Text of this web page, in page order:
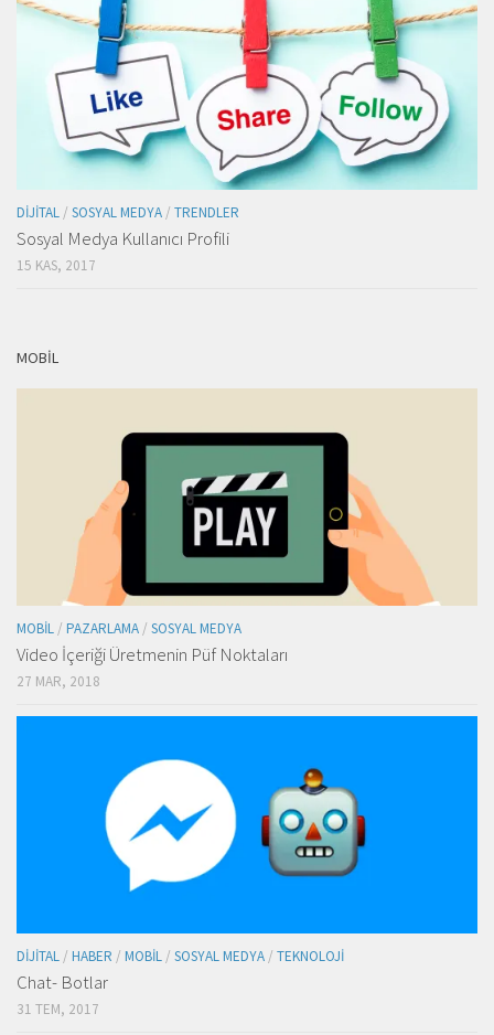
DIJITAL / SOSYAL MEDYA / TRENDLER
Sosyal Medya Kullanıcı Profili
15 KAS, 2017
MOBIL
MOBIL / PAZARLAMA / SOSYAL MEDYA
Video İçeriği Üretmenin Püf Noktaları
27 MAR, 2018
DIJITAL / HABER / MOBIL / SOSYAL MEDYA / TEKNOLOJI
Chat- Botlar
31 TEM, 2017